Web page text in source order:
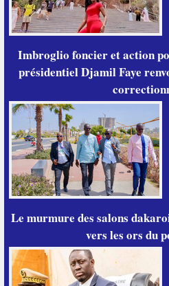
Imbroglio foncier et action
présidentiel Djamil Faye
Le murmure des salons
vers les ors du